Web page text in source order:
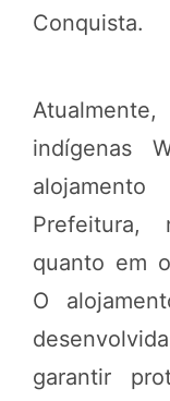
Conquista.
indígenas
Prefeitura,
quanto em
O
garantir